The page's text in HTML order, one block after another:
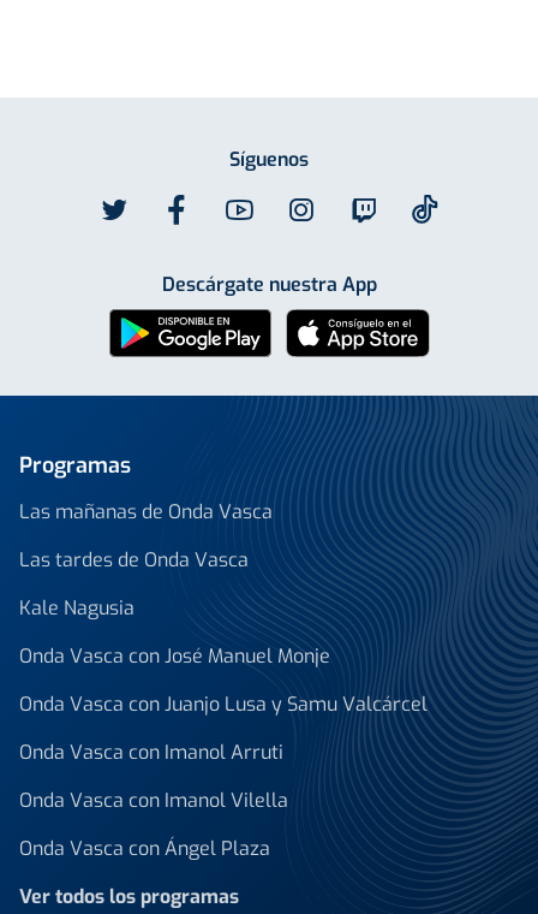
Síguenos
Descárgate nuestra App
Programas
Las mañanas de Onda Vasca
Las tardes de Onda Vasca
Kale Nagusia
Onda Vasca con José Manuel Monje
Onda Vasca con Juanjo Lusa y Samu Valcárcel
Onda Vasca con Imanol Arruti
Onda Vasca con Imanol Vilella
Onda Vasca con Ángel Plaza
Ver todos los programas